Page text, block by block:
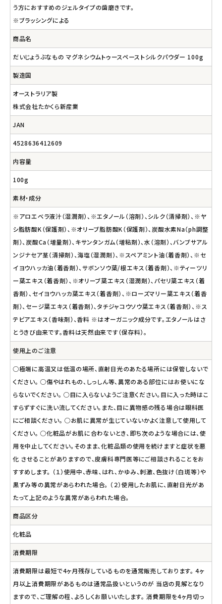
う方におすすめのジェルタイプの歯磨きです。
※ブラッシングによる
商品名
だいじょうぶなもの マグネシウムトゥースペーストシルクパウダー 100g
製造国
オーストラリア製
株式会社たかくら新産業
JAN
4528636412609
内容量
100g
素材・成分
※アロエベラ液汁（湿潤剤）、※エタノール（溶剤）、シルク（清掃剤）、※ヤ
シ脂肪酸K（保護剤）、※オリーブ脂肪酸K（保護剤）、炭酸水素Na（ph調整
剤）、炭酸Ca（増量剤）、キサンタンガム（増粘剤）、水（溶剤）、バンブサアル
ンジナセア茎（清掃剤）、海塩（湿潤剤）、※スペアミント油（着香剤）、※セ
イヨウハッカ油（着香剤）、サボンソウ葉/根エキス（着香剤）、※ティーツリ
ー葉エキス（着香剤）、※オリーブ葉エキス（湿潤剤）、パセリ葉エキス（着
香剤）、セイヨウハッカ葉エキス（着香剤）、※ローズマリー葉エキス（着香
剤）、セージ葉エキス（着香剤）、タチジャコウソウ葉エキス（着香剤）、※ス
テビアエキス（香味剤）、香料 ※はオーガニック成分です。エタノールはさ
とうきび由来です。香料は天然由来です（保存料）。
使用上のご注意
○極端に高温又は低温の場所、直射日光のあたる場所には保管しないで
ください。 ○傷やはれもの、しっしん等、異常のある部位にはお使いにな
らないでください。 ○目に入らないようご注意ください。目に入った時はこ
すらずすぐに洗い流してください。また、目に異物感の残る場合は眼科医
にご相談ください。 ○お肌に異常が生じていないかよく注意して使用して
ください。 ○化粧品がお肌に合わないとき、即ち次のような場合には、使
用を中止してください。そのまま、化粧品類の使用を続けますと症状を悪
化 させることがありますので、皮膚科専門医等にご相談されることをお
すすめします。 （１）使用中、赤味、はれ、かゆみ、刺激、色抜け（白斑等）や
黒ずみ等の異常があらわれた場合。 （２）使用したお肌に、直射日光があ
たって上記のような異常があらわれた場合。
商品区分
化粧品
消費期限
消費期限は最短で4ヶ月残存しているものを通常販売しております。 4ヶ
月以上消費期限があるものは通常品扱いというのが 当店の見解となり
ますので、ご理解の程、よろしくお願いいたします。 消費期限を4ヶ月切っ